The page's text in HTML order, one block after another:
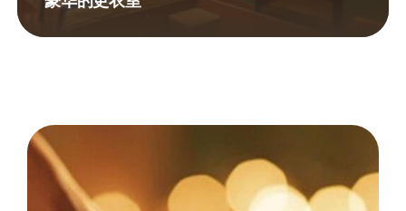
多功能的桑拿区